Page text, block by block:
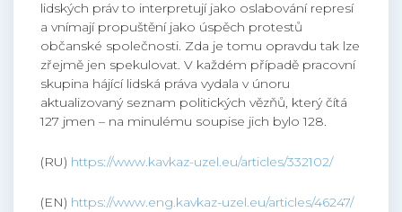
lidských práv to interpretují jako oslabování represí
a vnímají propuštění jako úspěch protestů
občanské společnosti. Zda je tomu opravdu tak lze
zřejmě jen spekulovat. V každém případě pracovní
skupina hájící lidská práva vydala v únoru
aktualizovaný seznam politických vězňů, který čítá
127 jmen – na minulému soupise jich bylo 128.
(RU) https://www.kavkaz-uzel.eu/articles/332102/
(EN) https://www.eng.kavkaz-uzel.eu/articles/46247/